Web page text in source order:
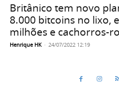
Britânico tem novo
8.000 bitcoins no lixo,
milhões e cachorros-
Henrique HK - 24/07/2022 12:19